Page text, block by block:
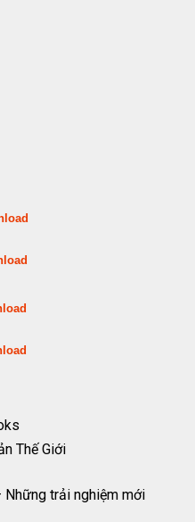
Thế Giới
trải nghiệm mới